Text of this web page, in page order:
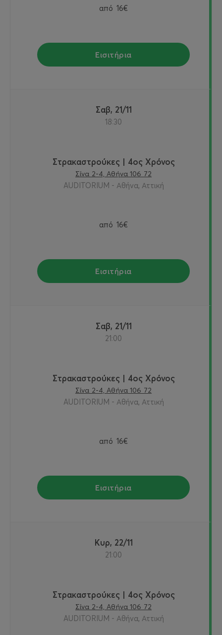
από 16€
Εισιτήρια
Σαβ, 21/11
18:30
Στρακαστρούκες | 4ος Χρόνος
Σίνα 2-4, Αθήνα 106 72
AUDITORIUM - Αθήνα, Αττική
από 16€
Εισιτήρια
Σαβ, 21/11
21:00
Στρακαστρούκες | 4ος Χρόνος
Σίνα 2-4, Αθήνα 106 72
AUDITORIUM - Αθήνα, Αττική
από 16€
Εισιτήρια
Κυρ, 22/11
21:00
Στρακαστρούκες | 4ος Χρόνος
Σίνα 2-4, Αθήνα 106 72
AUDITORIUM - Αθήνα, Αττική